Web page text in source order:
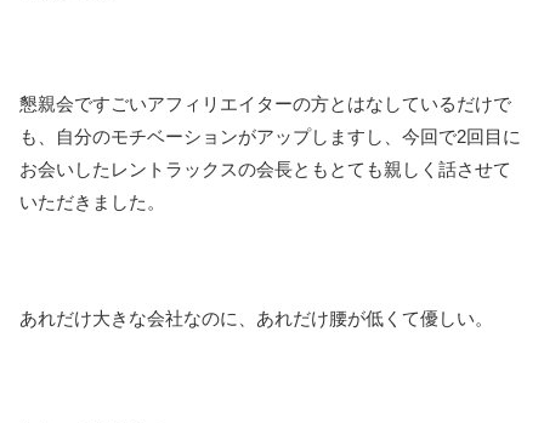
懇親会ですごいアフィリエイターの方とはなしているだけで
も、自分のモチベーションがアップしますし、今回で2回目に
お会いしたレントラックスの会長ともとても親しく話させて
いただきました。
あれだけ大きな会社なのに、あれだけ腰が低くて優しい。